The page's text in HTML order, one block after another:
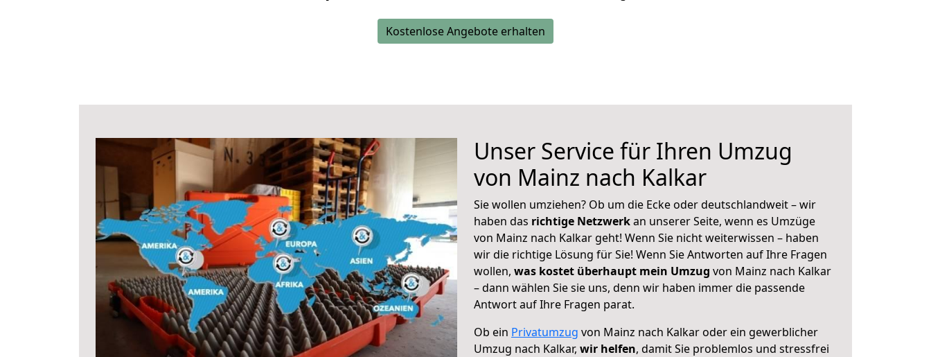
Kostenlose Angebote erhalten
Unser Service für Ihren Umzug
von Mainz nach Kalkar
Sie wollen umziehen? Ob um die Ecke oder deutschlandweit – wir
haben das richtige Netzwerkan unserer Seite, wenn es Umzüge
von Mainz nach Kalkar geht! Wenn Sie nicht weiterwissen – haben
wir die richtige Lösung für Sie! Wenn Sie Antworten auf Ihre Fragen
wollen, was kostet überhaupt mein Umzug von Mainz nach Kalkar
– dann wählen Sie sie uns, denn wir haben immer die passende
Antwort auf Ihre Fragen parat.
Ob ein Privatumzug von Mainz nach Kalkar oder ein gewerblicher
Umzug nach Kalkar, wir helfen, damit Sie problemlos und stressfrei